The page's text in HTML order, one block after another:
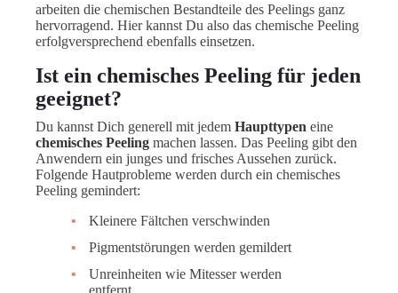
arbeiten die chemischen Bestandteile des Peelings ganz
hervorragend. Hier kannst Du also das chemische Peeling
erfolgversprechend ebenfalls einsetzen.
Ist ein chemisches Peeling für jeden
geeignet?
Du kannst Dich generell mit jedem Haupttypen eine
chemisches Peeling machen lassen. Das Peeling gibt den
Anwendern ein junges und frisches Aussehen zurück.
Folgende Hautprobleme werden durch ein chemisches
Peeling gemindert:
Kleinere Fältchen verschwinden
Pigmentstörungen werden gemildert
Unreinheiten wie Mitesser werden
entfernt